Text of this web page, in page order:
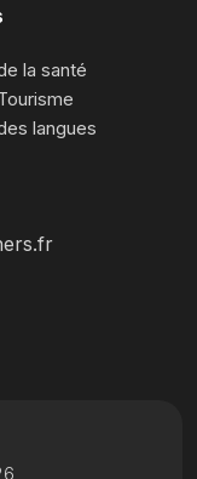
la santé
langues